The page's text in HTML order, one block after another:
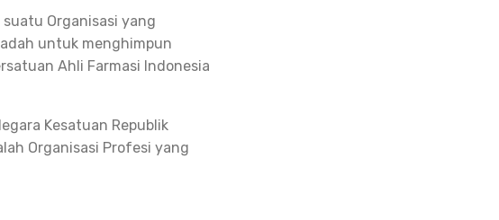
Organisasi yang
untuk menghimpun
Ahli Farmasi Indonesia
Kesatuan Republik
Organisasi Profesi yang